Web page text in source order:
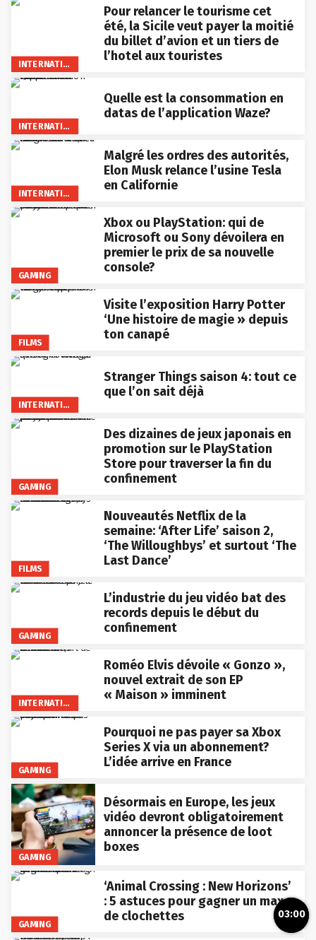
INTERNATIONAL
Pour relancer le tourisme cet
été, la Sicile veut payer la moitié
du billet d’avion et un tiers de
l’hotel aux touristes
INTERNATIONAL
Quelle est la consommation en
datas de l’application Waze?
INTERNATIONAL
Malgré les ordres des autorités,
Elon Musk relance l’usine Tesla
en Californie
GAMING
Xbox ou PlayStation: qui de
Microsoft ou Sony dévoilera en
premier le prix de sa nouvelle
console?
FILMS
Visite l’exposition Harry Potter
‘Une histoire de magie » depuis
ton canapé
INTERNATIONAL
Stranger Things saison 4: tout ce
que l’on sait déjà
GAMING
Des dizaines de jeux japonais en
promotion sur le PlayStation
Store pour traverser la fin du
confinement
FILMS
Nouveautés Netflix de la
semaine: ‘After Life’ saison 2,
‘The Willoughbys’ et surtout ‘The
Last Dance’
GAMING
L’industrie du jeu vidéo bat des
records depuis le début du
confinement
INTERNATIONAL
Roméo Elvis dévoile « Gonzo »,
nouvel extrait de son EP
« Maison » imminent
GAMING
Pourquoi ne pas payer sa Xbox
Series X via un abonnement?
L’idée arrive en France
GAMING
Désormais en Europe, les jeux
vidéo devront obligatoirement
annoncer la présence de loot
boxes
GAMING
‘Animal Crossing : New Horizons’
: 5 astuces pour gagner un max
de clochettes
03:00